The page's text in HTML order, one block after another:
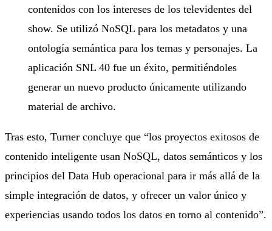
contenidos con los intereses de los televidentes del
show. Se utilizó NoSQL para los metadatos y una
ontología semántica para los temas y personajes. La
aplicación SNL 40 fue un éxito, permitiéndoles
generar un nuevo producto únicamente utilizando
material de archivo.
Tras esto, Turner concluye que “los proyectos exitosos de
contenido inteligente usan NoSQL, datos semánticos y los
principios del Data Hub operacional para ir más allá de la
simple integración de datos, y ofrecer un valor único y
experiencias usando todos los datos en torno al contenido”.